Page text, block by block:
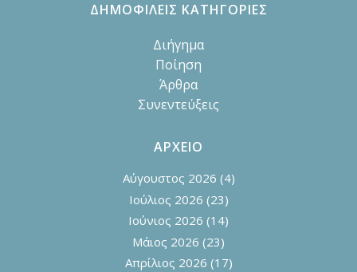
ΔΗΜΟΦΙΛΕΙΣ ΚΑΤΗΓΟΡΙΕΣ
Διήγημα
Ποίηση
Άρθρα
Συνεντεύξεις
ΑΡΧΕΙΟ
Αύγουστος 2026 (4)
Ιούλιος 2026 (23)
Ιούνιος 2026 (14)
Μάιος 2026 (23)
Απρίλιος 2026 (17)